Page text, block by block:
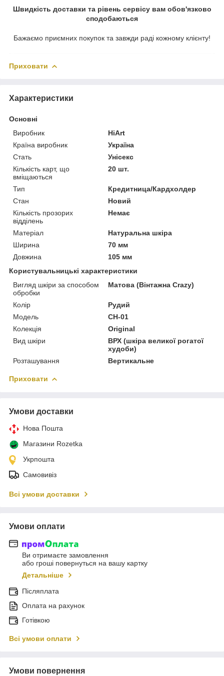
Швидкість доставки та рівень сервісу вам обов'язково
сподобаються
Бажаємо приємних покупок та завжди раді кожному клієнту!
Приховати
Характеристики
Основні
Виробник
HiArt
Країна виробник
Україна
Стать
Унісекс
Кількість карт, що
вміщаються
20 шт.
Тип
Кредитница/Кардхолдер
Стан
Новий
Кількість прозорих
відділень
Немає
Матеріал
Натуральна шкіра
Ширина
70 мм
Довжина
105 мм
Користувальницькі характеристики
Вигляд шкіри за способом
обробки
Матова (Вінтажна Crazy)
Колір
Рудий
Модель
CH-01
Колекція
Original
Вид шкіри
ВРХ (шкіра великої рогатої
худоби)
Розташування
Вертикальне
Приховати
Умови доставки
Нова Пошта
Магазини Rozetka
Укрпошта
Самовивіз
Всі умови доставки
Умови оплати
Ви отримаєте замовлення
або гроші повернуться на вашу картку
Детальніше
Післяплата
Оплата на рахунок
Готівкою
Всі умови оплати
Умови повернення